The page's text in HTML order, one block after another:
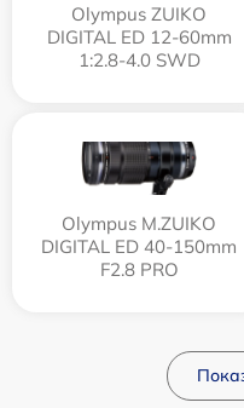
Olympus ZUIKO
DIGITAL ED 12-60mm
1:2.8-4.0 SWD
Olympus M.ZUIKO
DIGITAL ED 40-150mm
F2.8 PRO